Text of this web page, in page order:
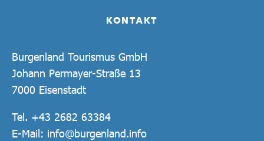
KONTAKT
Burgenland Tourismus GmbH
Johann Permayer-Straße 13
7000 Eisenstadt
Tel. +43 2682 63384
E-Mail: info@burgenland.info